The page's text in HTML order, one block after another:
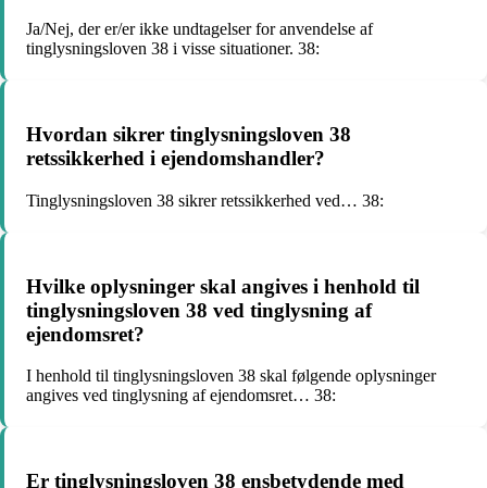
Ja/Nej, der er/er ikke undtagelser for anvendelse af
tinglysningsloven 38 i visse situationer. 38:
Hvordan sikrer tinglysningsloven 38
retssikkerhed i ejendomshandler?
Tinglysningsloven 38 sikrer retssikkerhed ved… 38:
Hvilke oplysninger skal angives i henhold til
tinglysningsloven 38 ved tinglysning af
ejendomsret?
I henhold til tinglysningsloven 38 skal følgende oplysninger
angives ved tinglysning af ejendomsret… 38:
Er tinglysningsloven 38 ensbetydende med